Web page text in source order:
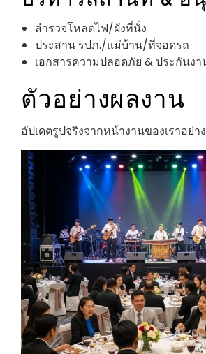
สำรวจโหลดไฟ/ผังที่นั่ง
ประสาน รปภ./แม่บ้าน/ที่จอดรถ
เอกสารความปลอดภัย & ประกันงา
ตัวอย่างผลงาน
อัปเดตรูปจริงจากหน้างานของเราอย่า